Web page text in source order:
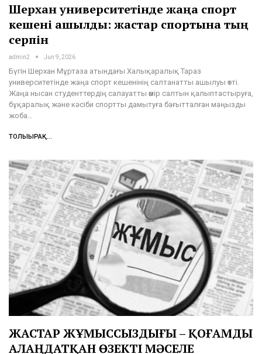
Шерхан университетінде жаңа спорт
кешені ашылды: жастар спортына тың
серпін
admin2 Jun 9, 2026
Бүгін Шерхан Мұртаза атындағы Халықаралық Тараз
университетінде жаңа спорт кешенінің салтанатты ашылуы өтті.
Жаңа нысан студенттердің салауатты өмір салтын қалыптастыруға,
бұқаралық және кәсіби спортты дамытуға бағытталған маңызды
жоба…
ТОЛЫҒЫРАҚ...
ЖАСТАР ЖҰМЫССЫЗДЫҒЫ – ҚОҒАМДЫ
АЛАҢДАТҚАН ӨЗЕКТІ МӘСЕЛЕ